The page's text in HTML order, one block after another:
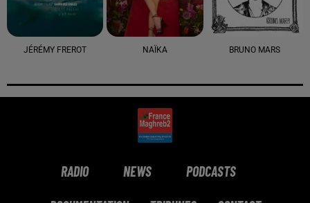
JÉRÉMY FREROT NAÏKA BRUNO MARS
RADIO NEWS PODCASTS